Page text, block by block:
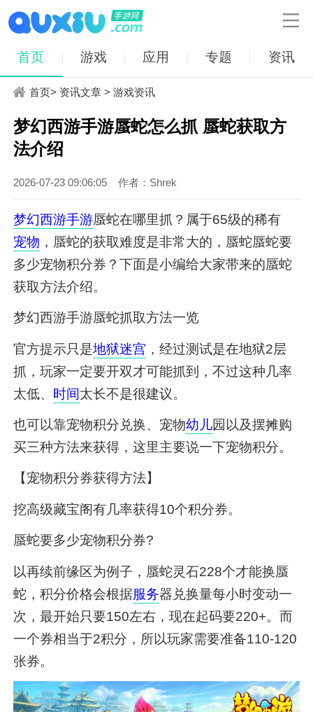

首页 游戏 应用 专题 资讯
首页> 资讯文章 >游戏资讯
梦幻西游手游蜃蛇怎么抓 蜃蛇获取方
法介绍
2026-07-23 09:06:05 作者：Shrek
梦幻西游手游蜃蛇在哪里抓？属于65级的稀有
宠物 ，蜃蛇的获取难度是非常大的，蜃蛇蜃蛇要
多少宠物积分券？下面是小编给大家带来的蜃蛇
获取方法介绍。
梦幻西游手游蜃蛇抓取方法一览
官方提示只是地狱迷宫 ，经过测试是在地狱2层
抓，玩家一定要开双才可能抓到，不过这种几率
太低、 时间太长不是很建议。
也可以靠宠物积分兑换、宠物幼儿园以及摆摊购
买三种方法来获得，这里主要说一下宠物积分。
【宠物积分券获得方法】
挖高级藏宝阁有几率获得10个积分券。
蜃蛇要多少宠物积分券?
以再续前缘区为例子，蜃蛇灵石228个才能换蜃
蛇，积分价格会根据服务器兑换量每小时变动一
次，最开始只要150左右，现在起码要220+。而
一个券相当于2积分，所以玩家需要准备110-120
张券。